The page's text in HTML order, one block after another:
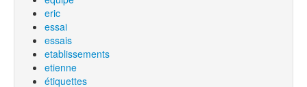
eric
essai
essais
etablissements
etienne
étiquettes